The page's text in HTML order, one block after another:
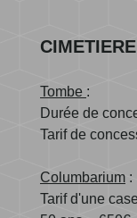
​​​​​​​CIMETIERE
Tombe :
Durée de
Tarif de
Columbarium :
Tarif d'une